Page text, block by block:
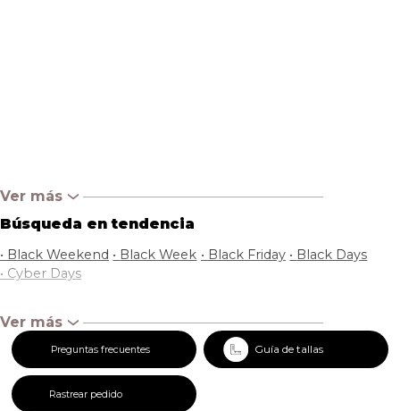
Ver más‹
Búsqueda en tendencia
• Black Weekend • Black Week • Black Friday • Black Days
• Cyber Days
Ver más‹
Preguntas frecuentes Guía de tallas
Rastrear pedido